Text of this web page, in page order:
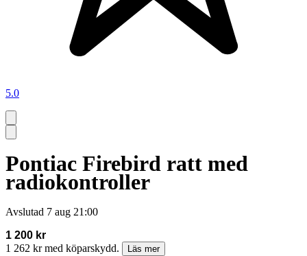
5.0
Pontiac Firebird ratt med
radiokontroller
Avslutad 7 aug 21:00
1 200 kr
1 262 kr med köparskydd.
Läs mer